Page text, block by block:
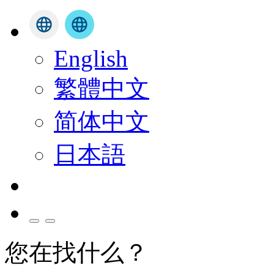
English
繁體中文
简体中文
日本語
您在找什么？